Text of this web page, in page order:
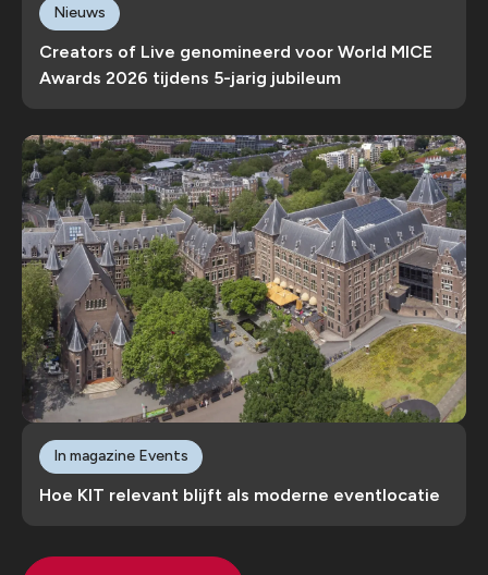
Creators of Live genomineerd voor World MICE
Awards 2026 tijdens 5-jarig jubileum
Nieuws
Hoe KIT relevant blijft als moderne eventlocatie
In magazine Events